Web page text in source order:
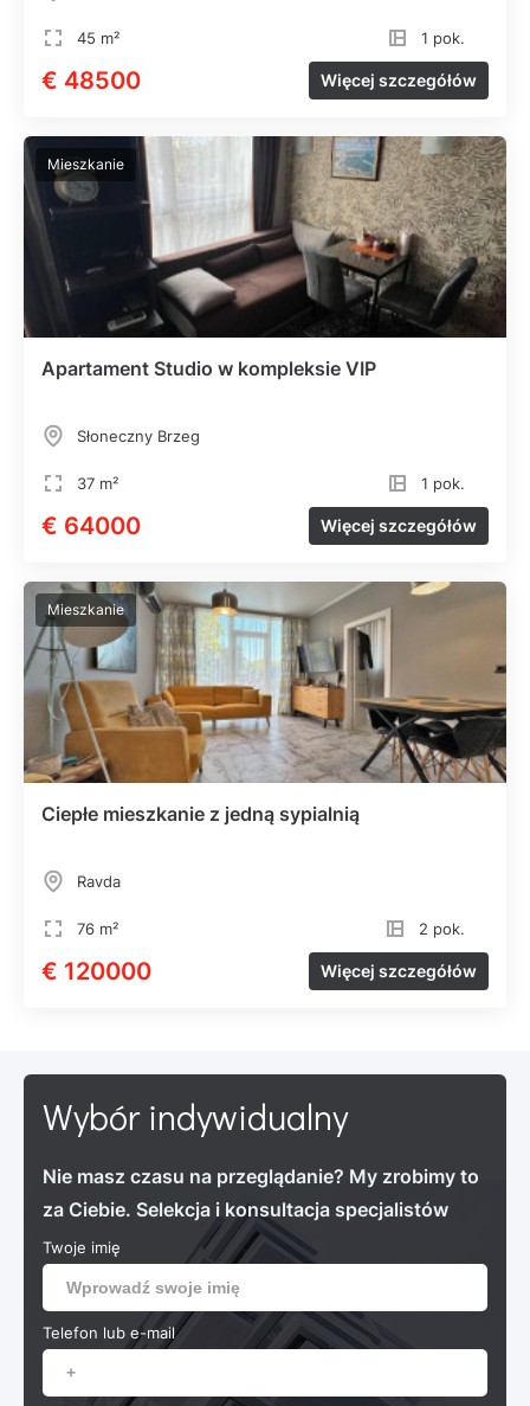
45 m² 1 pok.
€ 48500 Więcej szczegółów
Mieszkanie
Apartament Studio w kompleksie VIP
Słoneczny Brzeg
37 m² 1 pok.
€ 64000 Więcej szczegółów
Mieszkanie
Ciepłe mieszkanie z jedną sypialnią
Ravda
76 m² 2 pok.
€ 120000 Więcej szczegółów
Wybór indywidualny
Nie masz czasu na przeglądanie? My zrobimy to
za Ciebie. Selekcja i konsultacja specjalistów
Twoje imię
Telefon lub e-mail